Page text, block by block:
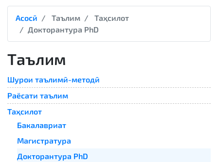
Асосӣ Таълим
Таҳсилот
Докторантура PhD
Таълим
Шурои таълимӣ-методӣ
Раёсати таълим
Таҳсилот
Бакалавриат
Магистратура
Докторантура PhD